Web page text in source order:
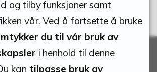
og tilby funksjoner samt
vår. Ved å fortsette å bruke
du til vår bruk av
i henhold til denne
kan tilpasse bruk av